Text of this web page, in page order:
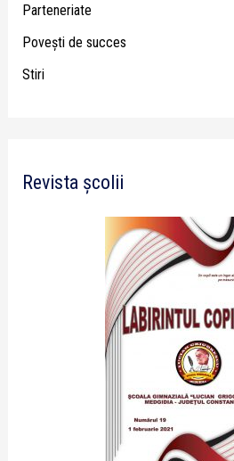
Parteneriate
Poveşti de succes
Stiri
Revista școlii